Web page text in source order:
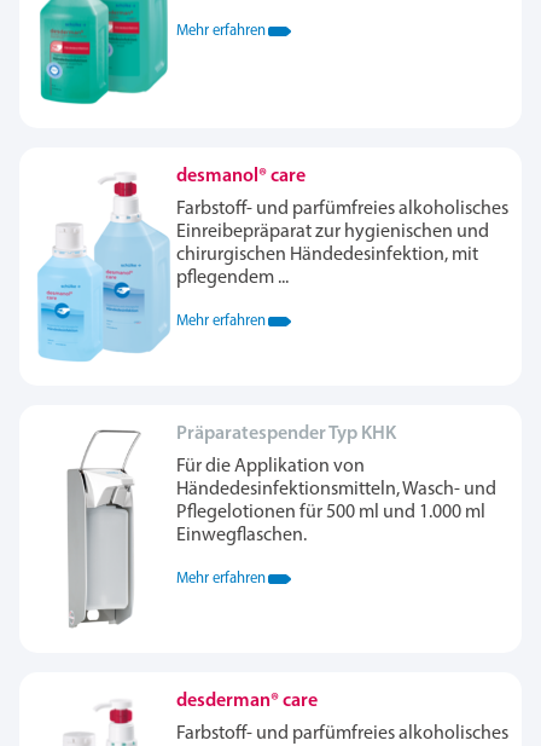
Mehr erfahren
desmanol® care
Farbstoff- und parfümfreies alkoholisches
Einreibepräparat zur hygienischen und
chirurgischen Händedesinfektion, mit
pflegendem ...
Mehr erfahren
Präparatespender Typ KHK
Für die Applikation von
Händedesinfektionsmitteln, Wasch- und
Pflegelotionen für 500 ml und 1.000 ml
Einwegflaschen.
Mehr erfahren
desderman® care
Farbstoff- und parfümfreies alkoholisches